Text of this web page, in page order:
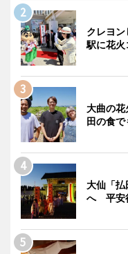
クレヨ
駅に花火
大曲の
田の食
大仙「
へ 平安